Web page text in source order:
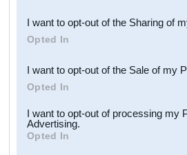
Downstream Participants
third parties.
I want to opt-out of the Sharing of
Opted In
I want to opt-out of the Sale of my
Opted In
I want to opt-out of processing my
Advertising.
Opted In